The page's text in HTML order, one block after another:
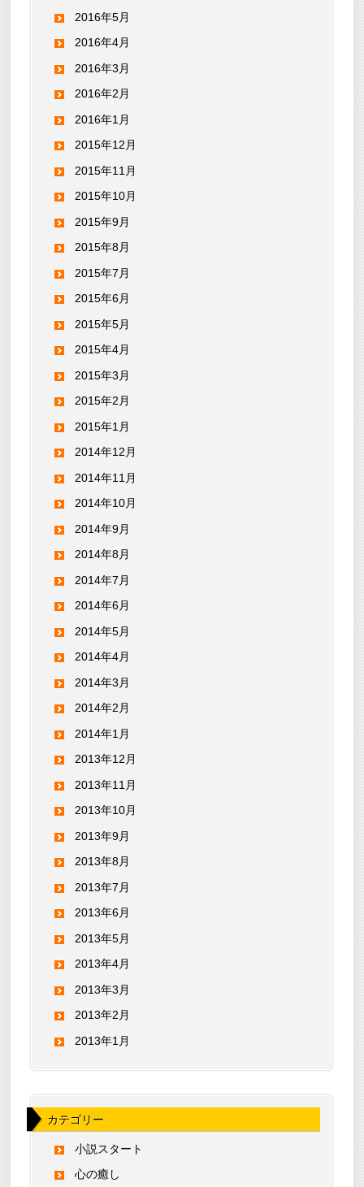
2016年5月
2016年4月
2016年3月
2016年2月
2016年1月
2015年12月
2015年11月
2015年10月
2015年9月
2015年8月
2015年7月
2015年6月
2015年5月
2015年4月
2015年3月
2015年2月
2015年1月
2014年12月
2014年11月
2014年10月
2014年9月
2014年8月
2014年7月
2014年6月
2014年5月
2014年4月
2014年3月
2014年2月
2014年1月
2013年12月
2013年11月
2013年10月
2013年9月
2013年8月
2013年7月
2013年6月
2013年5月
2013年4月
2013年3月
2013年2月
2013年1月
カテゴリー
小説スタート
心の癒し